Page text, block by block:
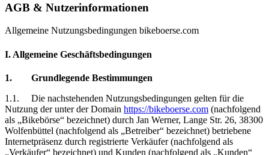
AGB & Nutzerinformationen
Allgemeine Nutzungsbedingungen bikeboerse.com
I. Allgemeine Geschäftsbedingungen
1.
Grundlegende Bestimmungen
1.1.
Die nachstehenden Nutzungsbedingungen gelten für die
Nutzung der unter der Domain https://bikeboerse.com (nachfolgend
als „Bikebörse“ bezeichnet) durch Jan Werner, Lange Str. 26, 38300
Wolfenbüttel (nachfolgend als „Betreiber“ bezeichnet) betriebene
Internetpräsenz durch registrierte Verkäufer (nachfolgend als
„Verkäufer“ bezeichnet) und Kunden (nachfolgend als „Kunden“